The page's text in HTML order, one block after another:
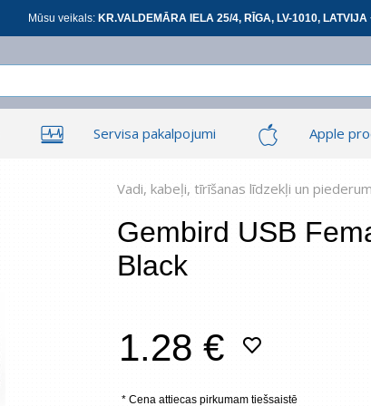
Mūsu veikals: KR.VALDEMĀRA IELA 25/4, RĪGA, LV-1010,
Ieiet
Ieiet
Servisa pakalpojumi Apple
Tīkla produkti Viedierīces
Vadi, kabeļi, tīrīšanas līdzekļi un
Gembird USB
Black
1.28 €
* Cena attiecas pirkumam tiešsaistē